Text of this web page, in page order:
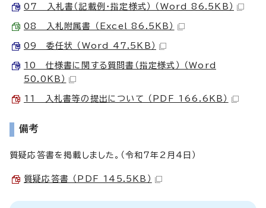
07 入札書（記載例・指定様式） （Word 86.5KB）
08 入札附属書 （Excel 86.5KB）
09 委任状 （Word 47.5KB）
10 仕様書に関する質問書（指定様式） （Word
50.0KB）
11 入札書等の提出について （PDF 166.6KB）
備考
質疑応答書を掲載しました。（令和7年2月4日）
質疑応答書 （PDF 145.5KB）